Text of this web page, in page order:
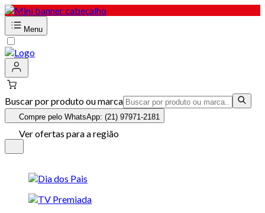
Menu
Buscar por produto ou marca
Compre pelo WhatsApp: (21) 97971-2181
Ver ofertas para a região